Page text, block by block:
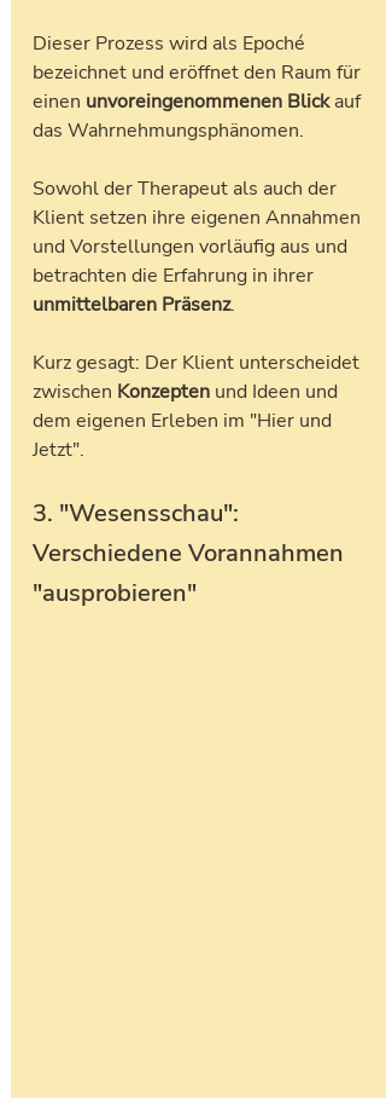
Dieser Prozess wird als Epoché
bezeichnet und eröffnet den Raum für
einen unvoreingenommenen Blick auf
das Wahrnehmungsphänomen.
Sowohl der Therapeut als auch der
Klient setzen ihre eigenen Annahmen
und Vorstellungen vorläufig aus und
betrachten die Erfahrung in ihrer
unmittelbaren Präsenz.
Kurz gesagt: Der Klient unterscheidet
zwischen Konzepten und Ideen und
dem eigenen Erleben im "Hier und
Jetzt".
3. "Wesensschau":
Verschiedene Vorannahmen
"ausprobieren"